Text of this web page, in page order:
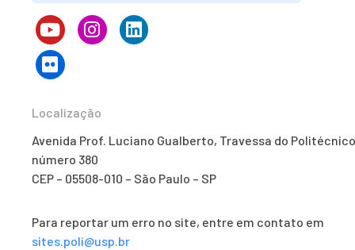
Localização
Avenida Prof. Luciano Gualberto, Travessa do
número 380
CEP – 05508-010 – São Paulo – SP
Para reportar um erro no site, entre em contato em
sites.poli@usp.br